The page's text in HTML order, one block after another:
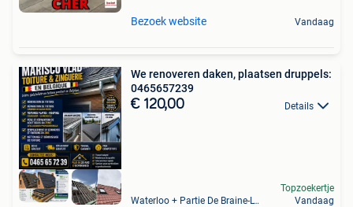
Bezoek website Vandaag
We renoveren daken, plaatsen druppels:
0465657239
€ 120,00 Details
Waterloo + Partie De Braine-L'Alleud, De Ohain
Topzoekertje
Vandaag